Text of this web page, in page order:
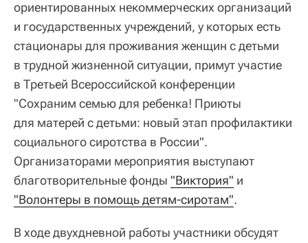
ориентированных некоммерческих организаций
и государственных учреждений, у которых есть
стационары для проживания женщин с детьми
в трудной жизненной ситуации, примут участие
в Третьей Всероссийской конференции
"Сохраним семью для ребенка! Приюты
для матерей с детьми: новый этап профилактики
социального сиротства в России".
Организаторами мероприятия выступают
благотворительные фонды "Виктория" и
"Волонтеры в помощь детям-сиротам".
В ходе двухдневной работы участники обсудят